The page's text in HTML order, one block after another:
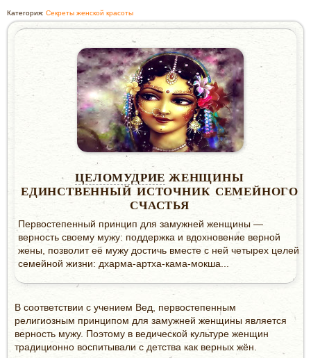
ЖЕНЩИНЫ
Категория: Cекреты женской красоты
ЦЕЛОМУДРИЕ ЖЕНЩИНЫ
ЕДИНСТВЕННЫЙ ИСТОЧНИК СЕМЕЙНОГО
СЧАСТЬЯ
Первостепенный принцип для замужней женщины —
верность своему мужу: поддержка и вдохновение верной
жены, позволит её мужу достичь вместе с ней четырех целей
семейной жизни: дхарма-артха-кама-мокша...
В соответствии с учением Вед, первостепенным
религиозным принципом для замужней женщины является
верность мужу. Поэтому в ведической культуре женщин
традиционно воспитывали с детства как верных жён.